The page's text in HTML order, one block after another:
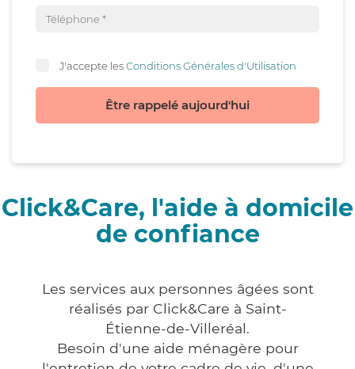
J'accepte lesConditions Générales d'Utilisation
Être rappelé aujourd'hui
Click&Care, l'aide à domicile
de confiance
Les services aux personnes âgées sont
réalisés par Click&Care à Saint-
Étienne-de-Villeréal.
Besoin d'une aide ménagère pour